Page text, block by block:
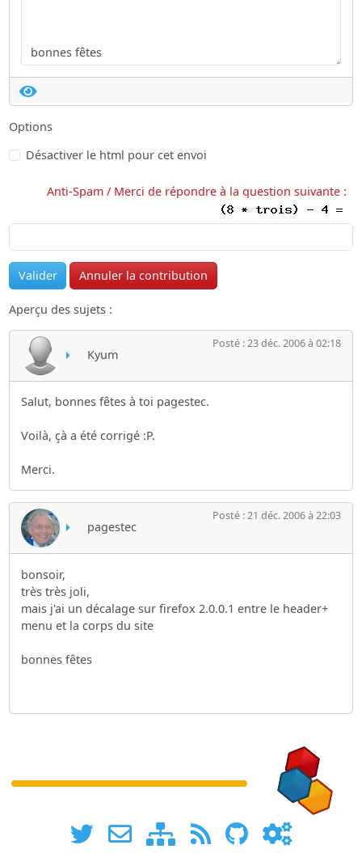
Options
Désactiver le html pour cet envoi
Anti-Spam / Merci de répondre à la question suivante :
Aperçu des sujets :
Kyum
Posté : 23 déc. 2006 à 02:18
Salut, bonnes fêtes à toi pagestec.
Voilà, çà a été corrigé :P.
Merci.
pagestec
Posté : 21 déc. 2006 à 22:03
bonsoir,
très très joli,
mais j'ai un décalage sur firefox 2.0.0.1 entre le header+
menu et la corps du site
bonnes fêtes